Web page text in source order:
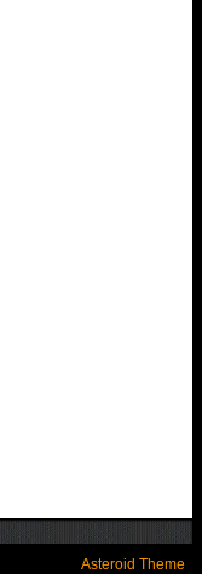
Asteroid Theme